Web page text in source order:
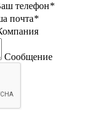
телефон*
почта*
Сообщение